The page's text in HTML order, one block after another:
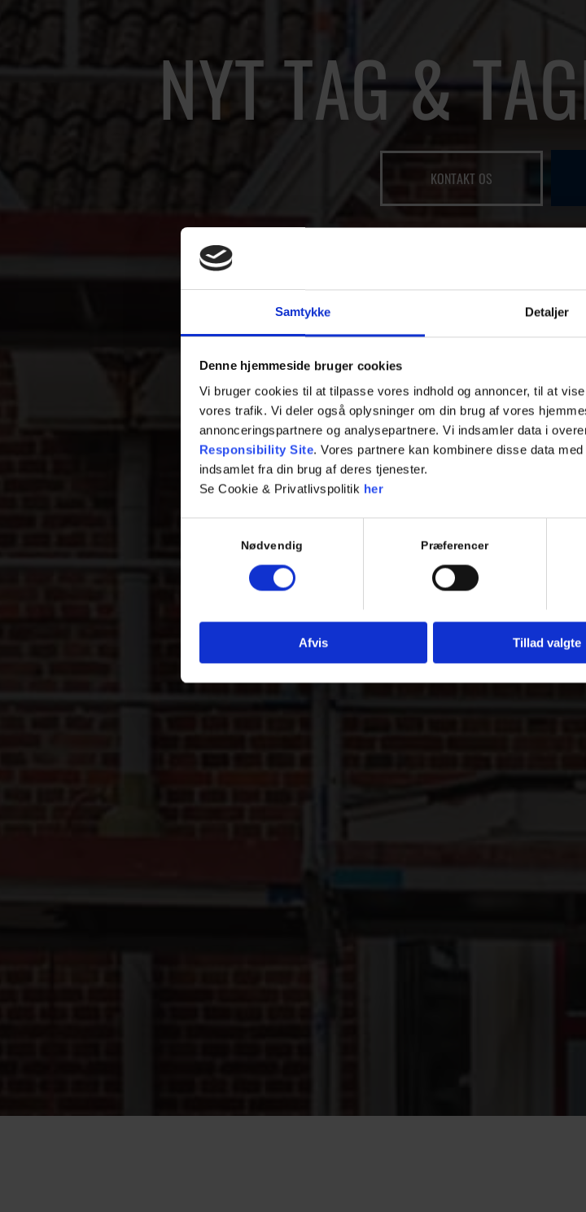
Samtykke Detaljer
Denne hjemmeside bruger cookies
Vi bruger cookies til at tilpasse vores indhold og annoncer, til at
vores trafik. Vi deler også oplysninger om din brug af vores
annonceringspartnere og analysepartnere. Vi indsamler data i
Responsibility Site. Vores partnere kan kombinere disse data
indsamlet fra din brug af deres tjenester.
Se Cookie & Privatlivspolitik her
Nødvendig Præferencer
Afvis Tillad valgte
NYT TAG&
KONTAKT OS